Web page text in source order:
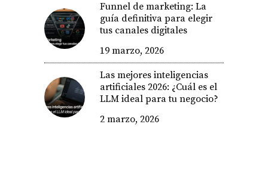
Funnel de marketing: La
guía definitiva para elegir
tus canales digitales
19 marzo, 2026
Las mejores inteligencias
artificiales 2026: ¿Cuál es el
LLM ideal para tu negocio?
2 marzo, 2026